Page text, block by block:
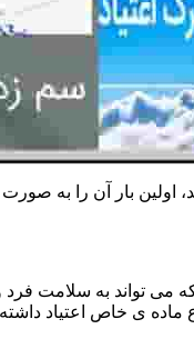
بار آن را به صورت
می تواند به سلامت
ی خاص اعتیاد داشته